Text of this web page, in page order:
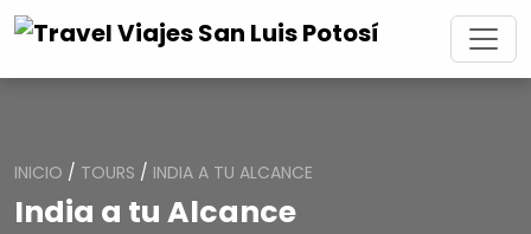
INICIO / TOURS / INDIA A TU ALCANCE
India a tu Alcance